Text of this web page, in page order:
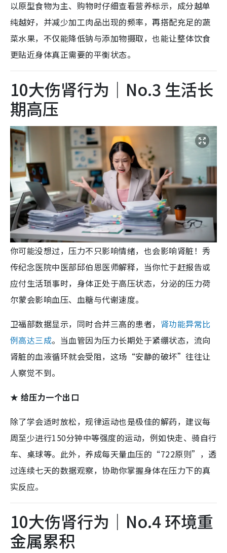
以原型食物为主、购物时仔细查看营养标示，成分越单
纯越好，并减少加工肉品出现的频率，再搭配充足的蔬
菜水果，不仅能降低钠与添加物摄取，也能让整体饮食
更贴近身体真正需要的平衡状态。
10大伤肾行为｜No.3 生活长
期高压
你可能没想过，压力不只影响情绪，也会影响肾脏！秀
传纪念医院中医部邱伯恩医师解释，当你忙于赶报告或
应付生活琐事时，身体正处于高压状态，分泌的压力荷
尔蒙会影响血压、血糖与代谢速度。
卫福部数据显示，同时合并三高的患者， 肾功能异常比
例高达三成。当血管因为压力长期处于紧绷状态，流向
肾脏的血液循环就会受阻，这场“安静的破坏”往往让
人察觉不到。
★ 给压力一个出口
除了学会适时放松，规律运动也是极佳的解药，建议每
周至少进行150分钟中等强度的运动，例如快走、骑自行
车、桌球等。此外，养成每天量血压的“722原则”，透
过连续七天的数据观察，协助你掌握身体在压力下的真
实反应。
10大伤肾行为｜No.4 环境重
金属累积